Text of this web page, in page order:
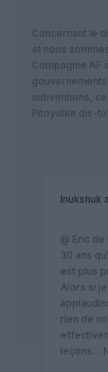
Concernant le
et nous
Compagnie AF
subventions,
Pitoyable dis-
Inukshuk
@ Eric de
30 ans
est plus
Alors si
rien de
leçons…